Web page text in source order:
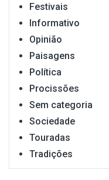
Festivais
Informativo
Opinião
Paisagens
Política
Procissões
Sem categoria
Sociedade
Touradas
Tradições